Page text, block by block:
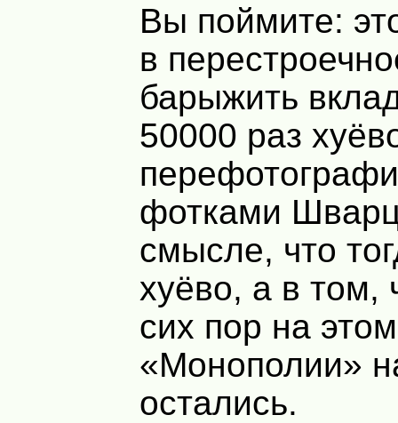
Вы поймите:
в
барыжить
50000 раз
фотками
смысле, что
хуёво, а в том,
сих пор на
«Монополии»
остались.